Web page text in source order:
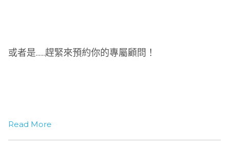
或者是......趕緊來預約你的專屬顧問！
Read More